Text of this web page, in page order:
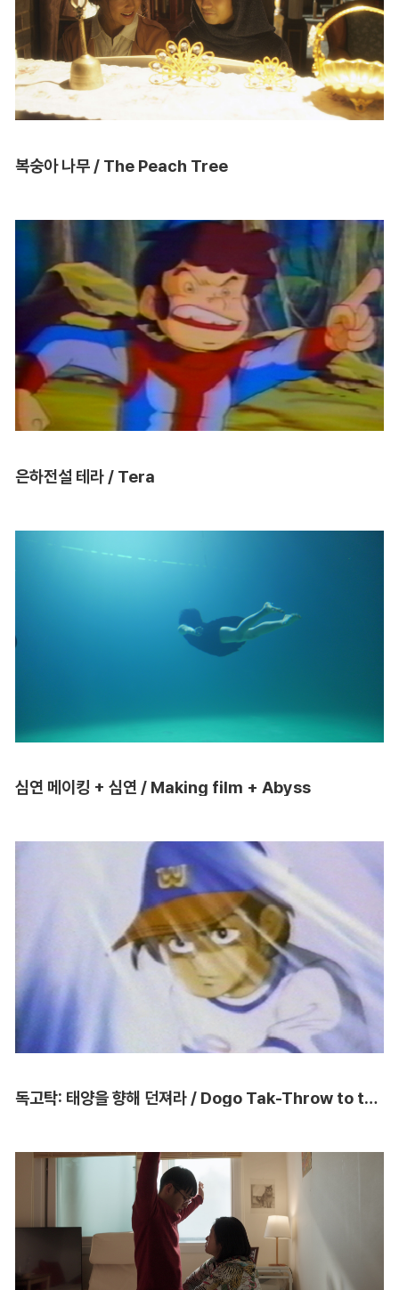
복숭아 나무 / The Peach Tree
은하전설 테라 / Tera
심연 메이킹 + 심연 / Making film + Abyss
독고탁: 태양을 향해 던져라 / Dogo Tak-Throw to the Sun